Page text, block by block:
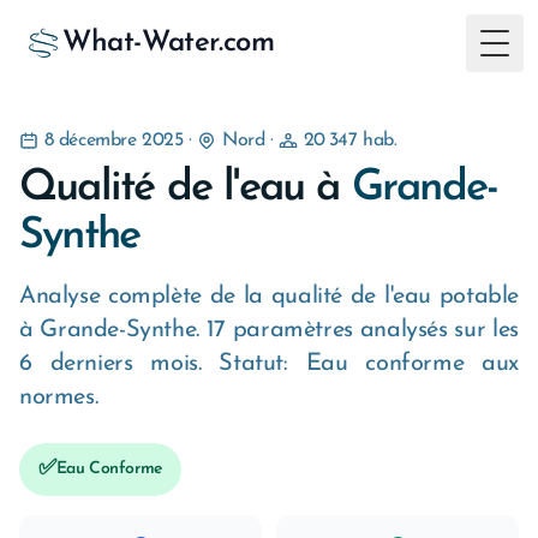
What-Water.com
8 décembre 2025· Nord · 20 347 hab.
Qualité de l'eau à Grande-
Synthe
Analyse complète de la qualité de l'eau potable
à Grande-Synthe. 17 paramètres analysés sur les
6 derniers mois. Statut: Eau conforme aux
normes.
✅Eau Conforme